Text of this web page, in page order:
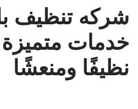
شركه تنظيف
خدمات
نظيفًا ومنعشًا